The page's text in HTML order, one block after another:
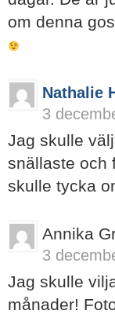
om denna
Nathalie
3
Jag skulle
snällaste och
skulle tycka
Annika
3
Jag skulle
månader!